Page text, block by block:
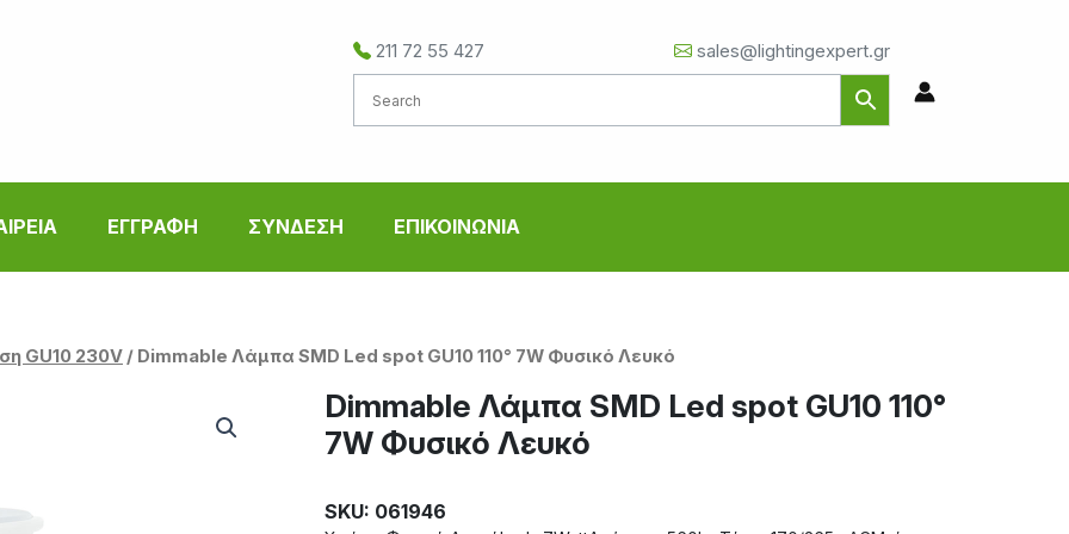
211 72 55 427 sales@lightingexpert.gr
ΕΓΓΡΑΦΗ ΣΥΝΔΕΣΗ ΕΠΙΚΟΙΝΩΝΙΑ
GU10 230V / Dimmable Λάμπα SMD Led spot GU10 110° 7W Φυσικό Λευκό
Dimmable Λάμπα SMD Led spot GU10 110°
7W Φυσικό Λευκό
SKU: 061946